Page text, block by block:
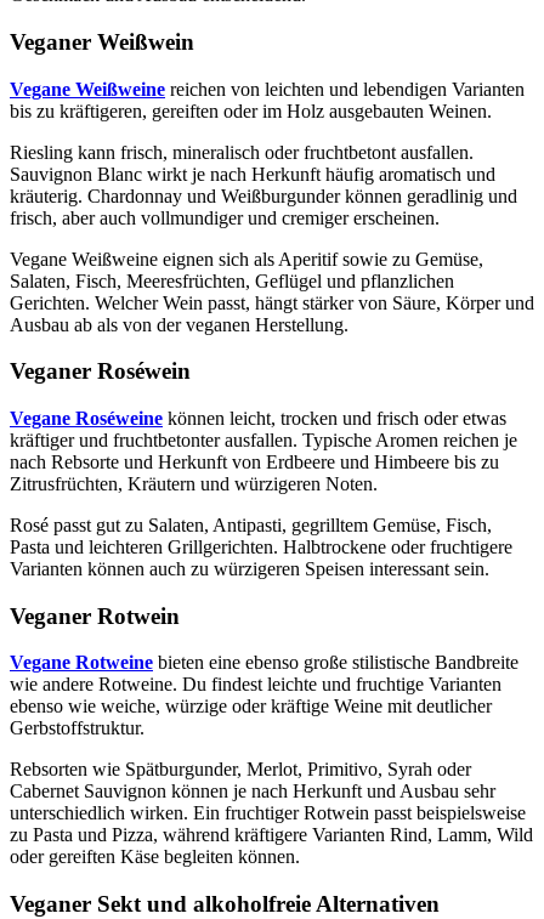
Veganer Weißwein
Vegane Weißweine reichen von leichten und lebendigen Varianten
bis zu kräftigeren, gereiften oder im Holz ausgebauten Weinen.
Riesling kann frisch, mineralisch oder fruchtbetont ausfallen.
Sauvignon Blanc wirkt je nach Herkunft häufig aromatisch und
kräuterig. Chardonnay und Weißburgunder können geradlinig und
frisch, aber auch vollmundiger und cremiger erscheinen.
Vegane Weißweine eignen sich als Aperitif sowie zu Gemüse,
Salaten, Fisch, Meeresfrüchten, Geflügel und pflanzlichen
Gerichten. Welcher Wein passt, hängt stärker von Säure, Körper und
Ausbau ab als von der veganen Herstellung.
Veganer Roséwein
Vegane Roséweine können leicht, trocken und frisch oder etwas
kräftiger und fruchtbetonter ausfallen. Typische Aromen reichen je
nach Rebsorte und Herkunft von Erdbeere und Himbeere bis zu
Zitrusfrüchten, Kräutern und würzigeren Noten.
Rosé passt gut zu Salaten, Antipasti, gegrilltem Gemüse, Fisch,
Pasta und leichteren Grillgerichten. Halbtrockene oder fruchtigere
Varianten können auch zu würzigeren Speisen interessant sein.
Veganer Rotwein
Vegane Rotweine bieten eine ebenso große stilistische Bandbreite
wie andere Rotweine. Du findest leichte und fruchtige Varianten
ebenso wie weiche, würzige oder kräftige Weine mit deutlicher
Gerbstoffstruktur.
Rebsorten wie Spätburgunder, Merlot, Primitivo, Syrah oder
Cabernet Sauvignon können je nach Herkunft und Ausbau sehr
unterschiedlich wirken. Ein fruchtiger Rotwein passt beispielsweise
zu Pasta und Pizza, während kräftigere Varianten Rind, Lamm, Wild
oder gereiften Käse begleiten können.
Veganer Sekt und alkoholfreie Alternativen